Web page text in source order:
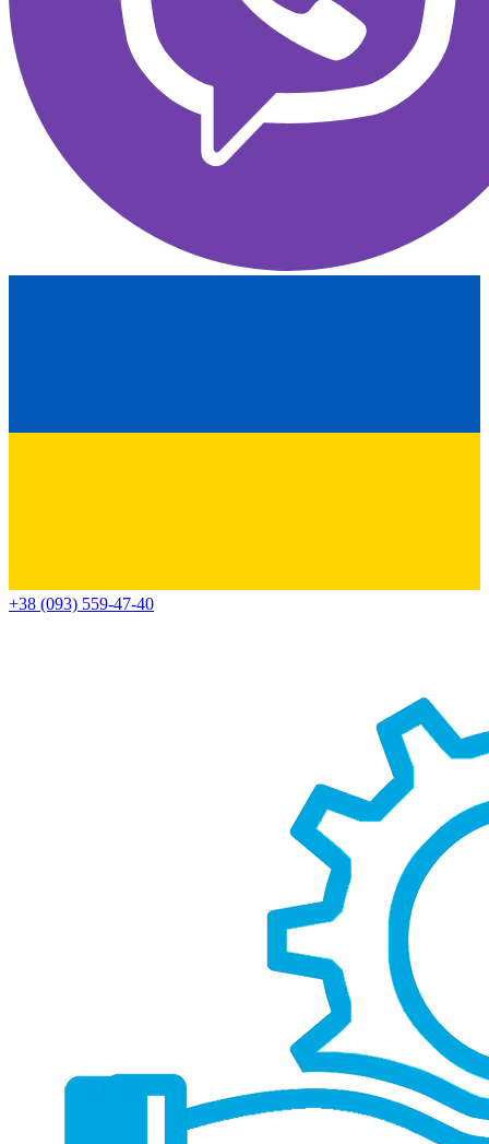
+38 (093) 559-47-40